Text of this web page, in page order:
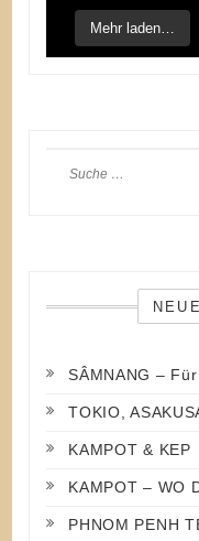
Mehr laden…
nach:
SÂMNANG –
TOKIO,
KAMPOT & KEP
KAMPOT – WO
PHNOM PENH